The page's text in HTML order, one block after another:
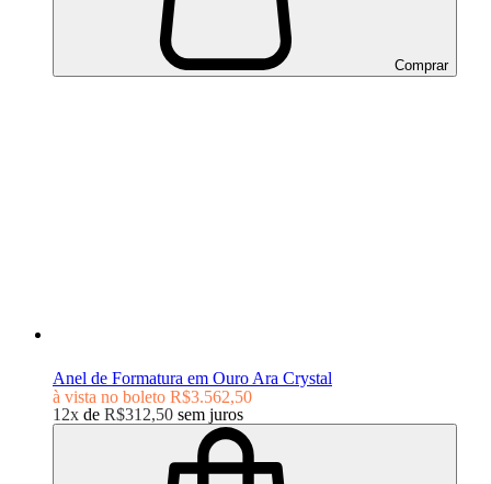
Comprar
Anel de Formatura em Ouro Ara Crystal
à vista no boleto R$3.562,50
12x de R$312,50 sem juros